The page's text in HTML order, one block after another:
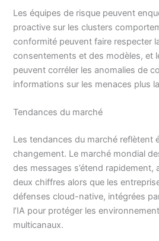
Les équipes de risque peuvent
proactive sur les clusters
conformité peuvent faire respecter
consentements et des modèles, et
peuvent corréler les anomalies de
informations sur les menaces plus
Tendances du marché
Les tendances du marché reflètent
changement. Le marché mondial
des messages s’étend rapidement,
deux chiffres alors que les
défenses cloud-native, intégrées
l’IA pour protéger les
multicanaux.